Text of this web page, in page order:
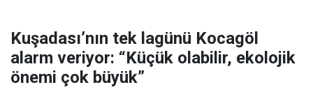
Kuşadası’nın tek lagünü Kocagöl
alarm veriyor: “Küçük olabilir, ekolojik
önemi çok büyük”